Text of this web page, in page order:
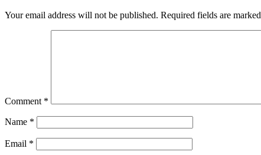
Your email address will not be published. Required fields are marked
Comment *
Name *
Email *